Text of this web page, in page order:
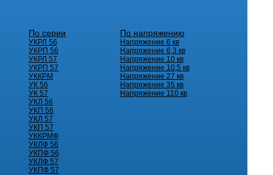
По серии
УКРЛ 56
УКРП 56
УКРЛ 57
УКРП 57
УККРМ
УК 56
УК 57
УКЛ 56
УКП 56
УКЛ 57
УКП 57
УККРМФ
УКЛФ 56
УКПФ 56
УКЛФ 57
УКПФ 57
По напряжению
Напряжение 6 кв
Напряжение 6,3 кв
Напряжение 10 кв
Напряжение 10,5 кв
Напряжение 27 кв
Напряжение 35 кв
Напряжение 110 кв